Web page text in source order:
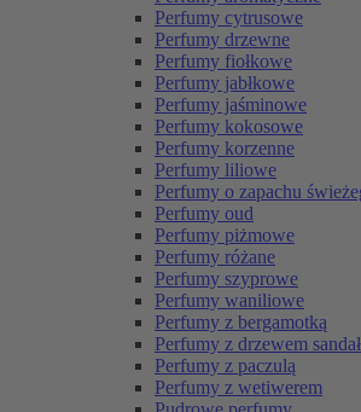
Perfumy cytrusowe
Perfumy drzewne
Perfumy fiołkowe
Perfumy jabłkowe
Perfumy jaśminowe
Perfumy kokosowe
Perfumy korzenne
Perfumy liliowe
Perfumy o zapachu
Perfumy oud
Perfumy piżmowe
Perfumy różane
Perfumy szyprowe
Perfumy waniliowe
Perfumy z bergamotką
Perfumy z drzewem
Perfumy z paczulą
Perfumy z wetiwerem